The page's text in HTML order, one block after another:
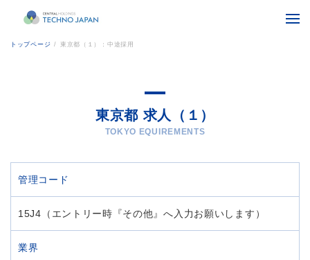
トップページ / 東京都（１）：中途採用
東京都 求人（１）
TOKYO EQUIREMENTS
管理コード
15J4（エントリー時『その他』へ入力お願いします）
業界